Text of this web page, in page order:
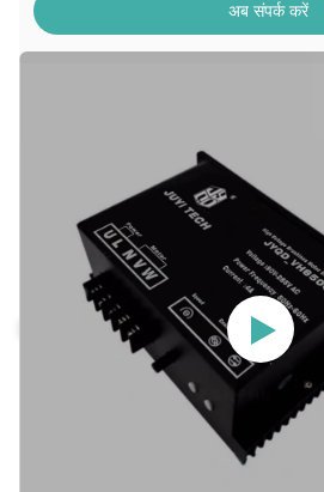
अब संपर्क करें